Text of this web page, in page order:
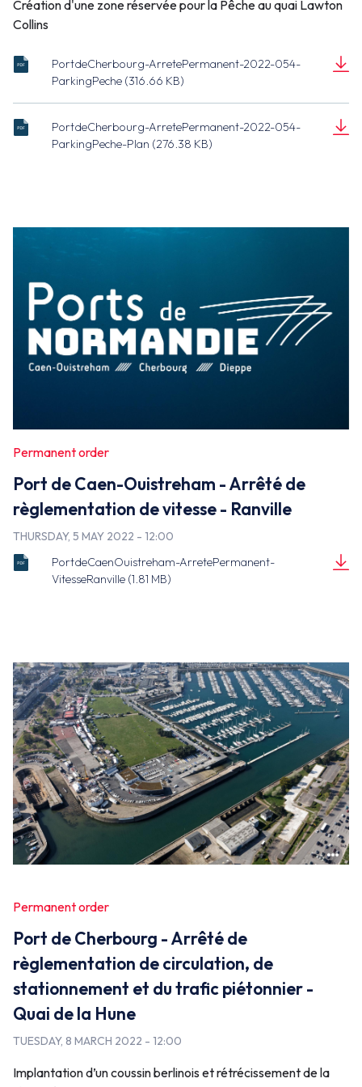
Création d'une zone réservée pour la Pêche au quai Lawton
Collins
PortdeCherbourg-ArretePermanent-2022-054-
ParkingPeche (316.66 KB)
Arrêté 2002-
054_Parkin_Pêche_Cherbourg.pdf
(316.66 KB)
PortdeCherbourg-ArretePermanent-2022-054-
ParkingPeche-Plan (276.38 KB)
Arrêté_2022-
054_Plan.PDF
False
Permanent order
Port de Caen-Ouistreham - Arrêté de
règlementation de vitesse - Ranville
THURSDAY, 5 MAY 2022 - 12:00
PortdeCaenOuistreham-ArretePermanent-
VitesseRanville (1.81 MB)
False
Permanent order
Port de Cherbourg - Arrêté de
règlementation de circulation, de
stationnement et du trafic piétonnier -
Quai de la Hune
TUESDAY, 8 MARCH 2022 - 12:00
Implantation d’un coussin berlinois et rétrécissement de la